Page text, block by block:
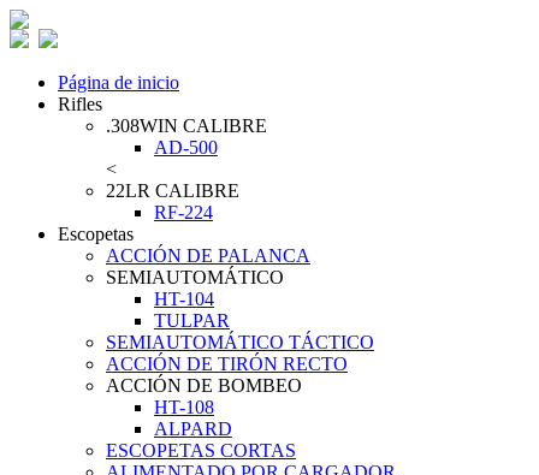
Página de inicio
Rifles
.308WIN CALIBRE
AD-500
<
22LR CALIBRE
RF-224
Escopetas
ACCIÓN DE PALANCA
SEMIAUTOMÁTICO
HT-104
TULPAR
SEMIAUTOMÁTICO TÁCTICO
ACCIÓN DE TIRÓN RECTO
ACCIÓN DE BOMBEO
HT-108
ALPARD
ESCOPETAS CORTAS